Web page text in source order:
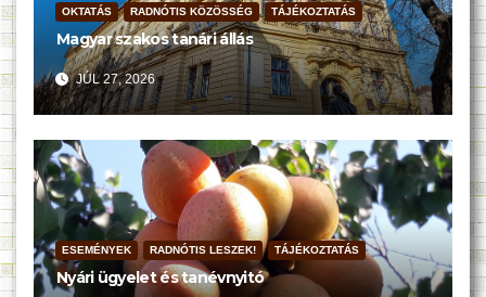
OKTATÁS RADNÓTIS KÖZÖSSÉG TÁJÉKOZTATÁS
Magyar szakos tanári állás
JÚL 27, 2026
ESEMÉNYEK RADNÓTIS LESZEK! TÁJÉKOZTATÁS
Nyári ügyelet és tanévnyitó